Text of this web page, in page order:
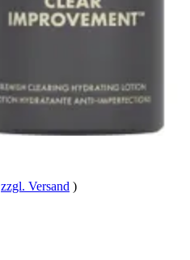
zzgl. Versand )